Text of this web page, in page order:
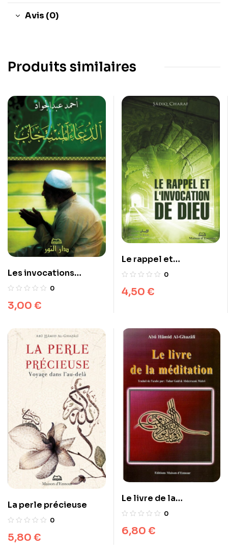
Avis (0)
Produits similaires
Les invocations
exaucées (arabe)
0
3,00 €
Le rappel et
l’invocation de Dieu
0
4,50 €
La perle précieuse
0
5,80 €
Le livre de la
méditation
0
6,80 €